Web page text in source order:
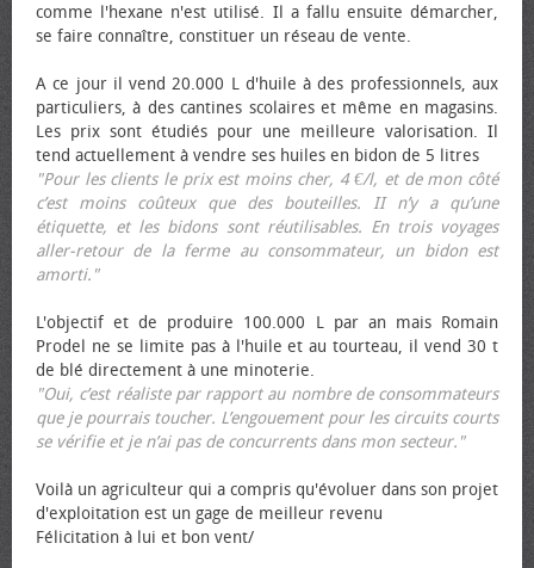
comme l'hexane n'est utilisé. Il a fallu ensuite démarcher,
se faire connaître, constituer un réseau de vente.
A ce jour il vend 20.000 L d'huile à des professionnels, aux
particuliers, à des cantines scolaires et même en magasins.
Les prix sont étudiés pour une meilleure valorisation. Il
tend actuellement à vendre ses huiles en bidon de 5 litres
"Pour les clients le prix est moins cher, 4 €/l, et de mon côté
c’est moins coûteux que des bouteilles. II n’y a qu’une
étiquette, et les bidons sont réutilisables. En trois voyages
aller-retour de la ferme au consommateur, un bidon est
amorti."
L'objectif et de produire 100.000 L par an mais Romain
Prodel ne se limite pas à l'huile et au tourteau, il vend 30 t
de blé directement à une minoterie.
"Oui, c’est réaliste par rapport au nombre de consommateurs
que je pourrais toucher. L’engouement pour les circuits courts
se vérifie et je n’ai pas de concurrents dans mon secteur."
Voilà un agriculteur qui a compris qu'évoluer dans son projet
d'exploitation est un gage de meilleur revenu
Félicitation à lui et bon vent/